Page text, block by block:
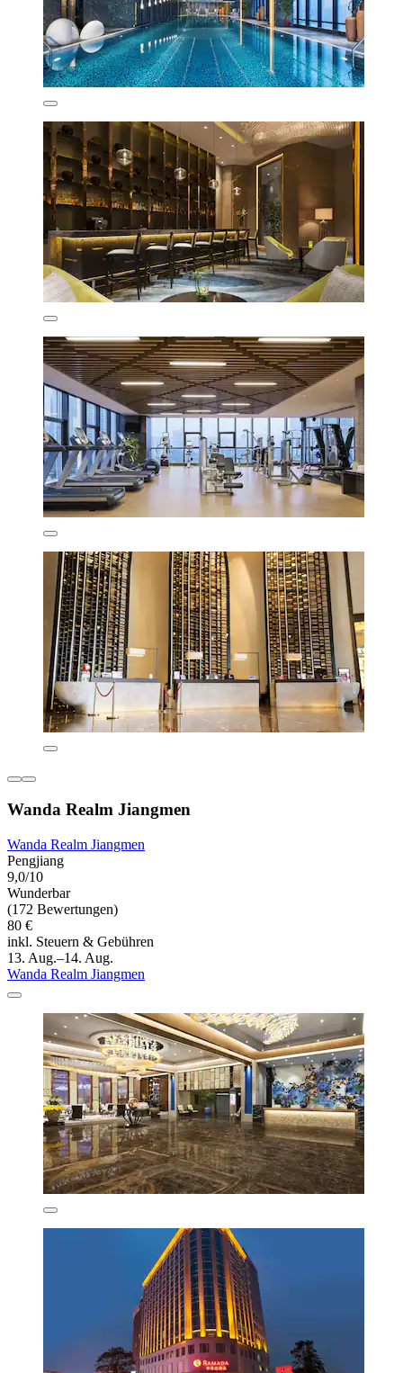
Wanda Realm Jiangmen
Wanda Realm Jiangmen
Pengjiang
9,0/10
Wunderbar
(172 Bewertungen)
80 €
inkl. Steuern & Gebühren
13. Aug.–14. Aug.
Wanda Realm Jiangmen